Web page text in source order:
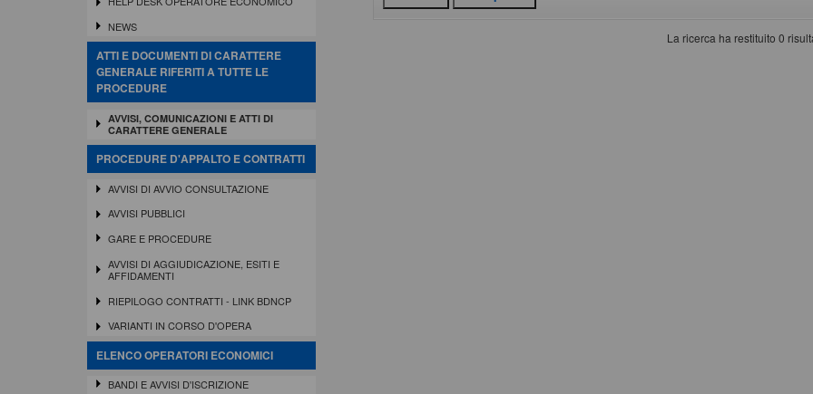
NEWS
ATTI E DOCUMENTI DI CARATTERE
GENERALE RIFERITI A TUTTE LE
PROCEDURE
AVVISI, COMUNICAZIONI E ATTI DI
CARATTERE GENERALE
PROCEDURE D'APPALTO E CONTRATTI
AVVISI DI AVVIO CONSULTAZIONE
AVVISI PUBBLICI
GARE E PROCEDURE
AVVISI DI AGGIUDICAZIONE, ESITI E
AFFIDAMENTI
RIEPILOGO CONTRATTI - LINK BDNCP
VARIANTI IN CORSO D'OPERA
ELENCO OPERATORI ECONOMICI
BANDI E AVVISI D'ISCRIZIONE
La ricerca ha restituito 0